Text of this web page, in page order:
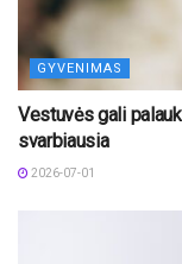
GYVENIMAS
Vestuvės gali
svarbiausia
2026-07-01